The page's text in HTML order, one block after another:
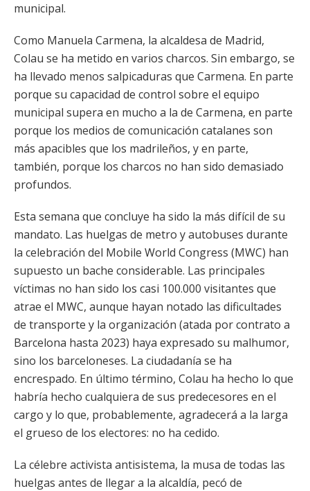
municipal.
Como Manuela Carmena, la alcaldesa de Madrid,
Colau se ha metido en varios charcos. Sin embargo, se
ha llevado menos salpicaduras que Carmena. En parte
porque su capacidad de control sobre el equipo
municipal supera en mucho a la de Carmena, en parte
porque los medios de comunicación catalanes son
más apacibles que los madrileños, y en parte,
también, porque los charcos no han sido demasiado
profundos.
Esta semana que concluye ha sido la más difícil de su
mandato. Las huelgas de metro y autobuses durante
la celebración del Mobile World Congress (MWC) han
supuesto un bache considerable. Las principales
víctimas no han sido los casi 100.000 visitantes que
atrae el MWC, aunque hayan notado las dificultades
de transporte y la organización (atada por contrato a
Barcelona hasta 2023) haya expresado su malhumor,
sino los barceloneses. La ciudadanía se ha
encrespado. En último término, Colau ha hecho lo que
habría hecho cualquiera de sus predecesores en el
cargo y lo que, probablemente, agradecerá a la larga
el grueso de los electores: no ha cedido.
La célebre activista antisistema, la musa de todas las
huelgas antes de llegar a la alcaldía, pecó de